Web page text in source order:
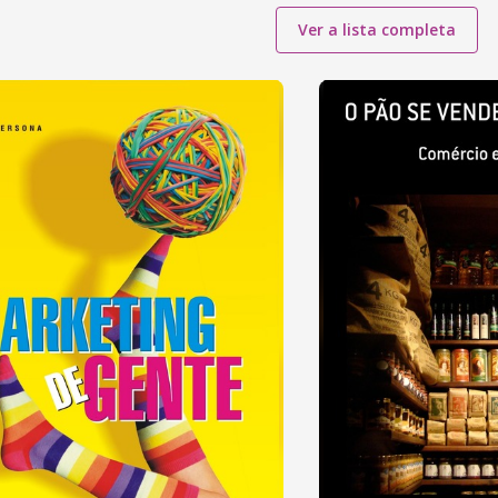
Ver a lista completa